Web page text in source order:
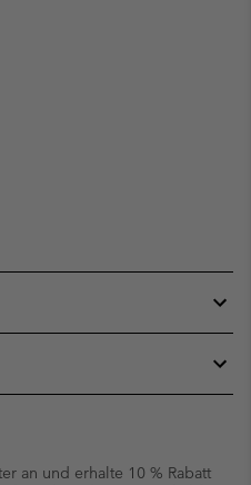
an und erhalte 10 % Rabatt